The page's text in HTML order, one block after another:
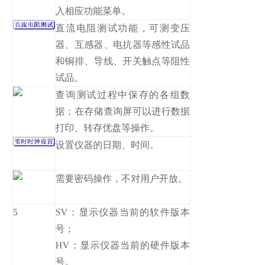
入相应功能菜单。
直流电阻测试功能，可测变压
器、互感器、电抗器等感性试品
和铜排、导线、开关触点等阻性
试品。
查询测试过程中保存的各组数
据；在存储查询屏可以进行数据
打印、转存优盘等操作。
设置仪器的日期、时间。
需要密码操作，不对用户开放。
5
SV：显示仪器当前的软件版本
号；
HV：显示仪器当前的硬件版本
号。